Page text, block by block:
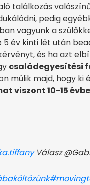
találkozás
pedig
vagyunk a
5 év kinti lét után
és ha azt
családegyesítési
múlik majd, hogy ki
viszont 10-15
Válasz